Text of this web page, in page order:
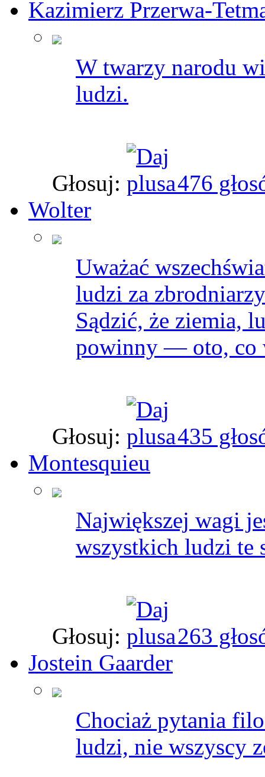
Kazimierz Przerwa-
W twarzy narodu
ludzi.
Głosuj:
476
Wolter
Uważać
ludzi za
Sądzić, że ziemia,
powinny — oto, co
Głosuj:
435
Montesquieu
Największej wagi
wszystkich ludzi te
Głosuj:
263
Jostein Gaarder
Chociaż pytania
ludzi, nie wszyscy